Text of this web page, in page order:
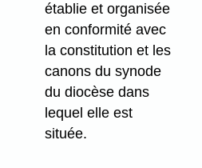
établie et organisée
en conformité avec
la constitution et les
canons du synode
du diocèse dans
lequel elle est
située.